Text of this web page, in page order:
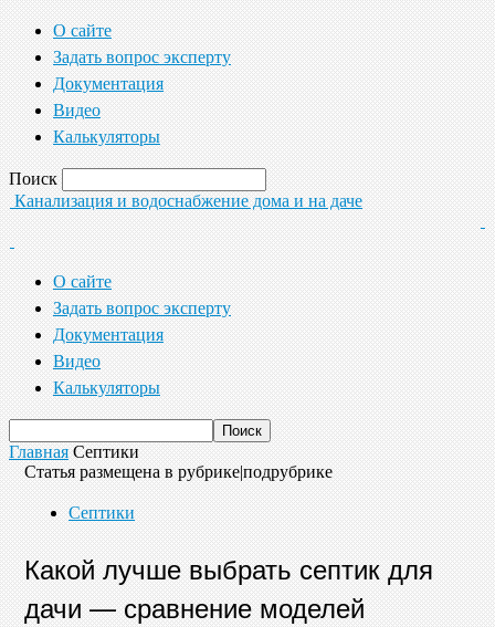
О сайте
Задать вопрос эксперту
Документация
Видео
Калькуляторы
Поиск
Канализация и водоснабжение дома и на даче
О сайте
Задать вопрос эксперту
Документация
Видео
Калькуляторы
Главная Септики
Статья размещена в рубрике|подрубрике
Септики
Какой лучше выбрать септик для
дачи — сравнение моделей